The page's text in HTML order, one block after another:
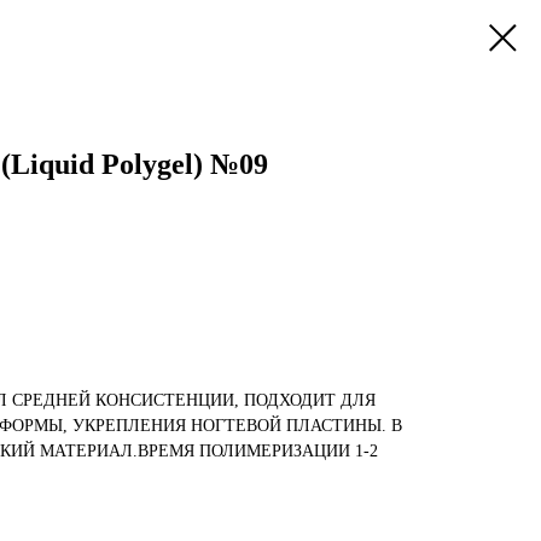
Polygel) №09
СРЕДНЕЙ КОНСИСТЕНЦИИ, ПОДХОДИТ ДЛЯ
УКРЕПЛЕНИЯ НОГТЕВОЙ ПЛАСТИНЫ. В
МАТЕРИАЛ.ВРЕМЯ ПОЛИМЕРИЗАЦИИ 1-2